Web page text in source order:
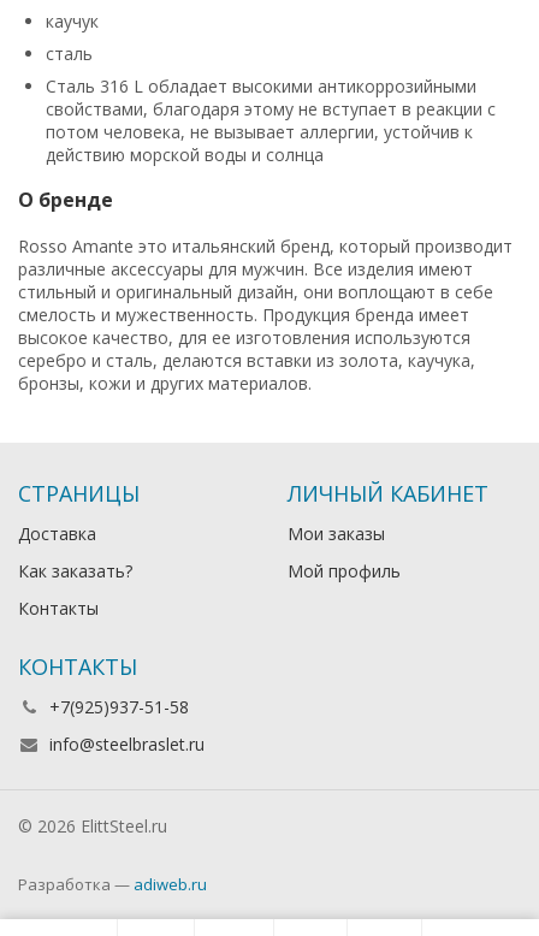
каучук
сталь
Сталь 316 L обладает высокими антикоррозийными
свойствами, благодаря этому не вступает в реакции с
потом человека, не вызывает аллергии, устойчив к
действию морской воды и солнца
О бренде
Rosso Amante это итальянский бренд, который производит
различные аксессуары для мужчин. Все изделия имеют
стильный и оригинальный дизайн, они воплощают в себе
смелость и мужественность. Продукция бренда имеет
высокое качество, для ее изготовления используются
серебро и сталь, делаются вставки из золота, каучука,
бронзы, кожи и других материалов.
СТРАНИЦЫ
Доставка
Как заказать?
Контакты
ЛИЧНЫЙ КАБИНЕТ
Мои заказы
Мой профиль
КОНТАКТЫ
+7(925)937-51-58
info@steelbraslet.ru
© 2026 ElittSteel.ru
Разработка — adiweb.ru